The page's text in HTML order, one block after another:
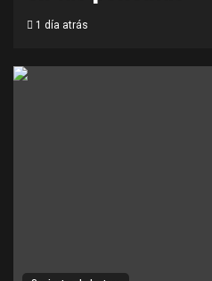
1 día atrás